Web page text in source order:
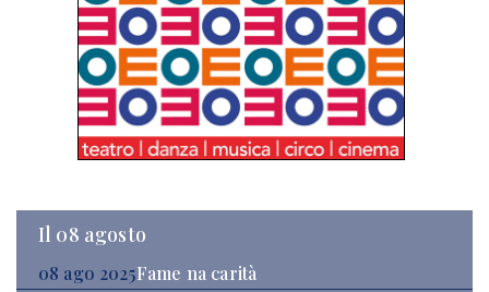
Il 08 agosto
08 ago 2025Fame na carità